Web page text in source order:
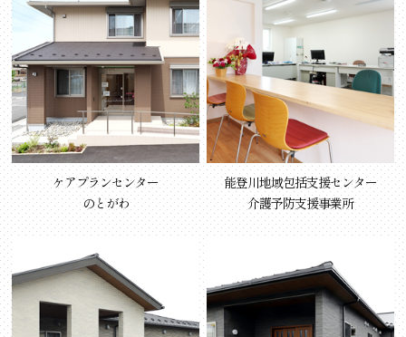
ケアプランセンター
のとがわ
能登川地域包括支援センター
介護予防支援事業所